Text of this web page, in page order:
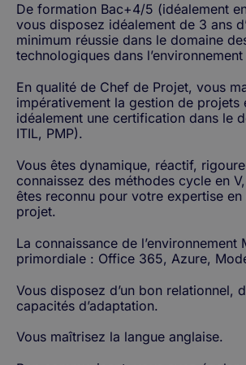
De formation Bac+4/5 (idéalement
vous disposez idéalement de 3 ans
minimum réussie dans le domaine
technologiques dans
En qualité de Chef de Projet, vous
impérativement la gestion de projets
idéalement une certification dans le
ITIL, PMP).
Vous êtes dynamique, réactif,
connaissez des méthodes cycle en
êtes reconnu pour votre expertise
projet.
La connaissance de l’environnement
primordiale : Office 365, Azure,
Vous disposez d’un bon relationnel,
capacités d’adaptation.
Vous maîtrisez la langue anglaise.